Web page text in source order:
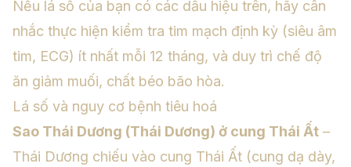
Nếu lá số của bạn có các dấu hiệu trên, hãy cân
nhắc thực hiện kiểm tra tim mạch định kỳ (siêu âm
tim, ECG) ít nhất mỗi 12 tháng, và duy trì chế độ
ăn giảm muối, chất béo bão hòa.
Lá số và nguy cơ bệnh tiêu hoá
Sao Thái Dương (Thái Dương) ở cung Thái Ất –
Thái Dương chiếu vào cung Thái Ất (cung dạ dày,